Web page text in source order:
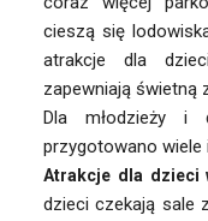
cieszą się
atrakcje dla
zapewniają świetną
Dla młodzieży
przygotowano wiele
Atrakcje dla dzieci
dzieci czekają sale